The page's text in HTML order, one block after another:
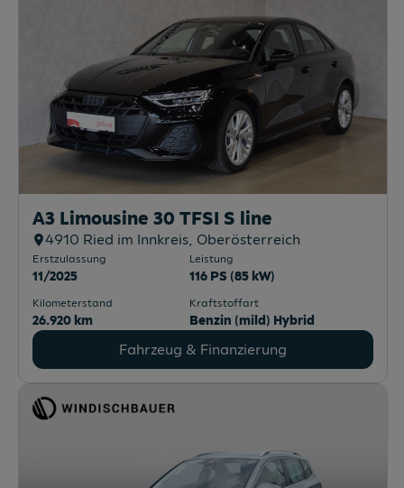
A3 Limousine 30 TFSI S line
4910 Ried im Innkreis , Oberösterreich
Erstzulassung
11/2025
Leistung
116 PS (85 kW)
Kilometerstand
26.920 km
Kraftstoffart
Benzin (mild) Hybrid
Fahrzeug & Finanzierung